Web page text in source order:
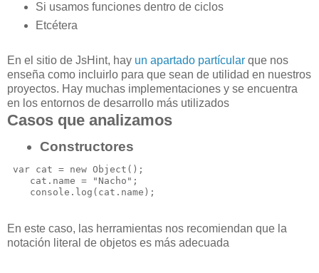
Si usamos funciones dentro de ciclos
Etcétera
En el sitio de JsHint, hay un apartado partícular que nos
enseña como incluirlo para que sean de utilidad en nuestros
proyectos. Hay muchas implementaciones y se encuentra
en los entornos de desarrollo más utilizados
Casos que analizamos
Constructores
var cat = new Object();
    cat.name = "Nacho";
En este caso, las herramientas nos recomiendan que la
notación literal de objetos es más adecuada